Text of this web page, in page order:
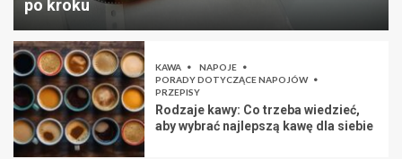
po kroku
KAWA
NAPOJE
PORADY DOTYCZĄCE NAPOJÓW
PRZEPISY
Rodzaje kawy: Co trzeba wiedzieć,
aby wybrać najlepszą kawę dla siebie